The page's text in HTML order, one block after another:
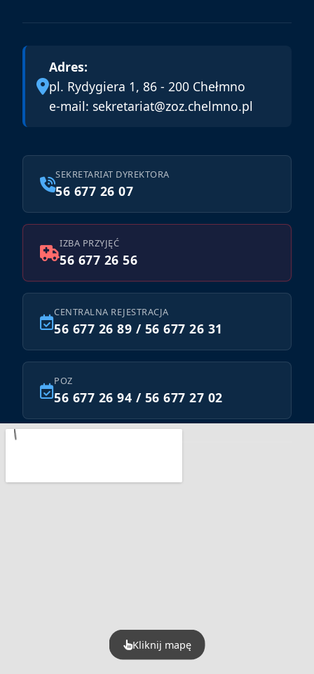
Adres:
pl. Rydygiera 1, 86 - 200 Chełmno
e-mail: sekretariat@zoz.chelmno.pl
SEKRETARIAT DYREKTORA
56 677 26 07
IZBA PRZYJĘĆ
56 677 26 56
CENTRALNA REJESTRACJA
56 677 26 89 / 56 677 26 31
POZ
56 677 26 94 / 56 677 27 02
Kliknij mapę